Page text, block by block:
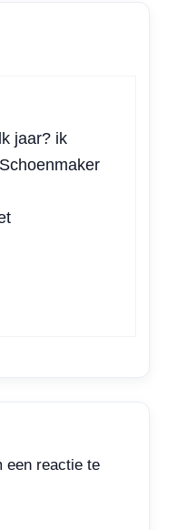
jaar? ik
een reactie te